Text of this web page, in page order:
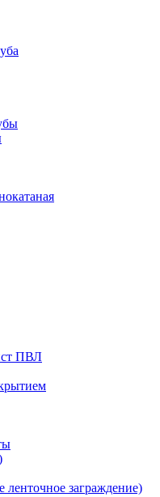
ПВЛ
заграждение)